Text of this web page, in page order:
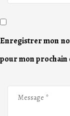
Enregistrer mon
pour mon prochain